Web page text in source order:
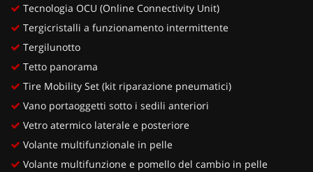
Tecnologia OCU (Online Connectivity Unit)
Tergicristalli a funzionamento intermittente
Tergilunotto
Tetto panorama
Tire Mobility Set (kit riparazione pneumatici)
Vano portaoggetti sotto i sedili anteriori
Vetro atermico laterale e posteriore
Volante multifunzionale in pelle
Volante multifunzione e pomello del cambio in pelle